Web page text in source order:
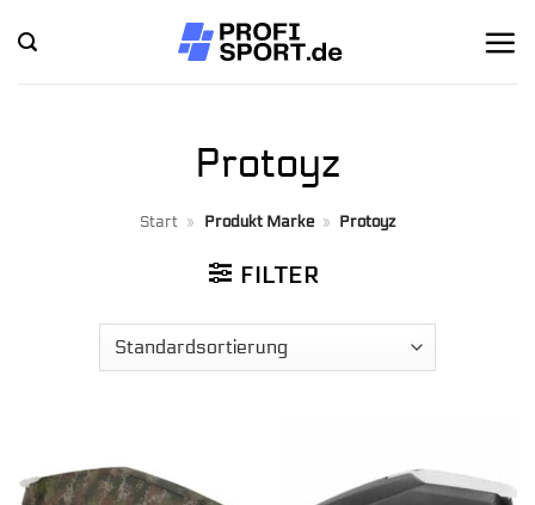
Inhalt
springen
Protoyz
Start » Produkt Marke » Protoyz
FILTER